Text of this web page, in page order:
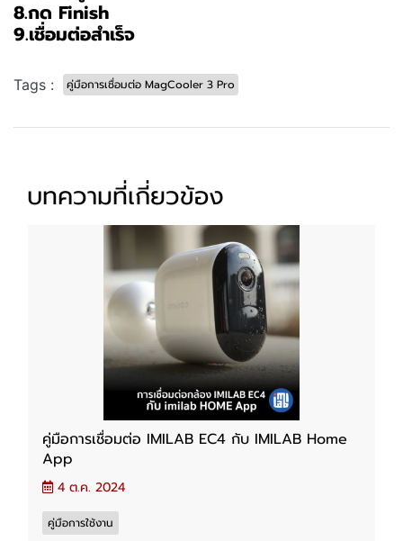
8.กด Finish
9.เชื่อมต่อสำเร็จ
Tags : คู่มือการเชื่อมต่อ MagCooler 3 Pro
บทความที่เกี่ยวข้อง
คู่มือการเชื่อมต่อ IMILAB EC4 กับ IMILAB Home
App
4 ต.ค. 2024
คู่มือการใช้งาน